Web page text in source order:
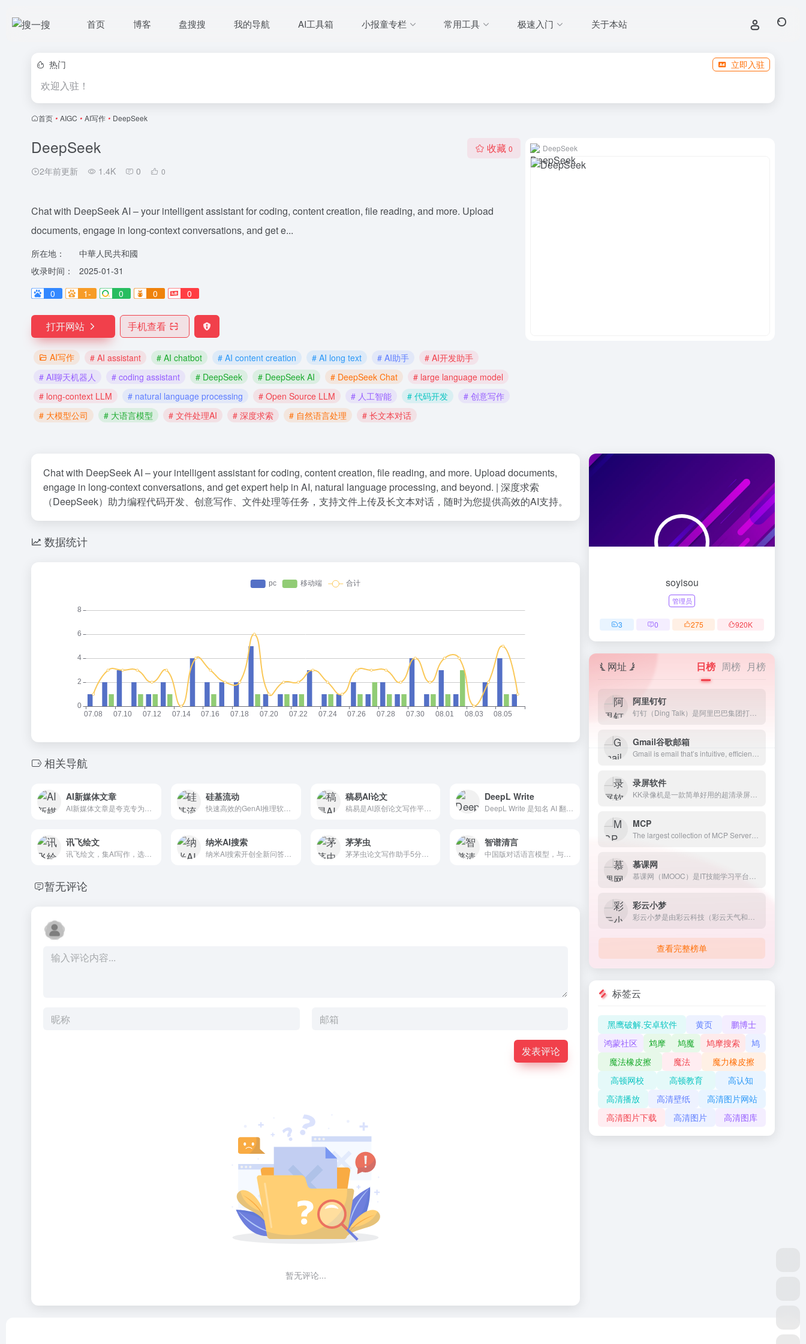
首页 博客 盘搜搜 我的导航 AI工具箱 小报童专栏 常用工具 极速入门 关于本站
热门 立即入驻
欢迎入驻！
首页 • AIGC • AI写作 • DeepSeek
DeepSeek
2年前更新 1.4K 0 0
收藏 0
Chat with DeepSeek AI – your intelligent assistant for coding, content creation, file reading, and more. Upload
documents, engage in long-context conversations, and get e...
所在地：
中華人民共和國
收录时间：
2025-01-31
0
1- 0 0 0
打开网站 手机查看
AI写作 # AI assistant # AI chatbot # AI content creation # AI long text # AI助手
# AI开发助手
# AI聊天机器人
# coding assistant # DeepSeek # DeepSeek AI # DeepSeek Chat
# large language model
# long-context LLM
# natural language processing # Open Source LLM # 人工智能 # 代码开发
# 创意写作
# 大模型公司
# 大语言模型 # 文件处理AI # 深度求索 # 自然语言处理 # 长文本对话
DeepSeek
Chat with DeepSeek AI – your intelligent assistant for coding, content creation, file reading, and more. Upload documents,
engage in long-context conversations, and get expert help in AI, natural language processing, and beyond. | 深度求索
（DeepSeek）助力编程代码开发、创意写作、文件处理等任务，支持文件上传及长文本对话，随时为您提供高效的AI支持。
数据统计
相关导航
AI新媒体文章 硅基流动 稿易AI论文
稿易是AI原创论文写作平台，10分钟产出3万字，提供真实网络数据、图、表、公式、代码，不限次2000字3级大纲，附带ppt、开题报告、任务书、40篇真实参考文献。
DeepL Write
讯飞绘文 纳米AI搜索 茅茅虫 智谱清言
暂无评论
发表评论
暂无评论...
soyisou
管理员
3 0 275 920K
网址 日榜 周榜 月榜
阿里钉钉
Gmail谷歌邮箱
录屏软件
MCP
慕课网
彩云小梦
查看完整榜单
标签云
黑鹰破解.安卓软件 黄页
鹏博士
鸿蒙社区
鸩摩 鸠魔 鸠摩搜索
鸠
魔法橡皮擦
魔法
魔力橡皮擦
高顿网校
高顿教育
高认知
高清播放
高清壁纸
高清图片网站
高清图片下载
高清图片 高清图库